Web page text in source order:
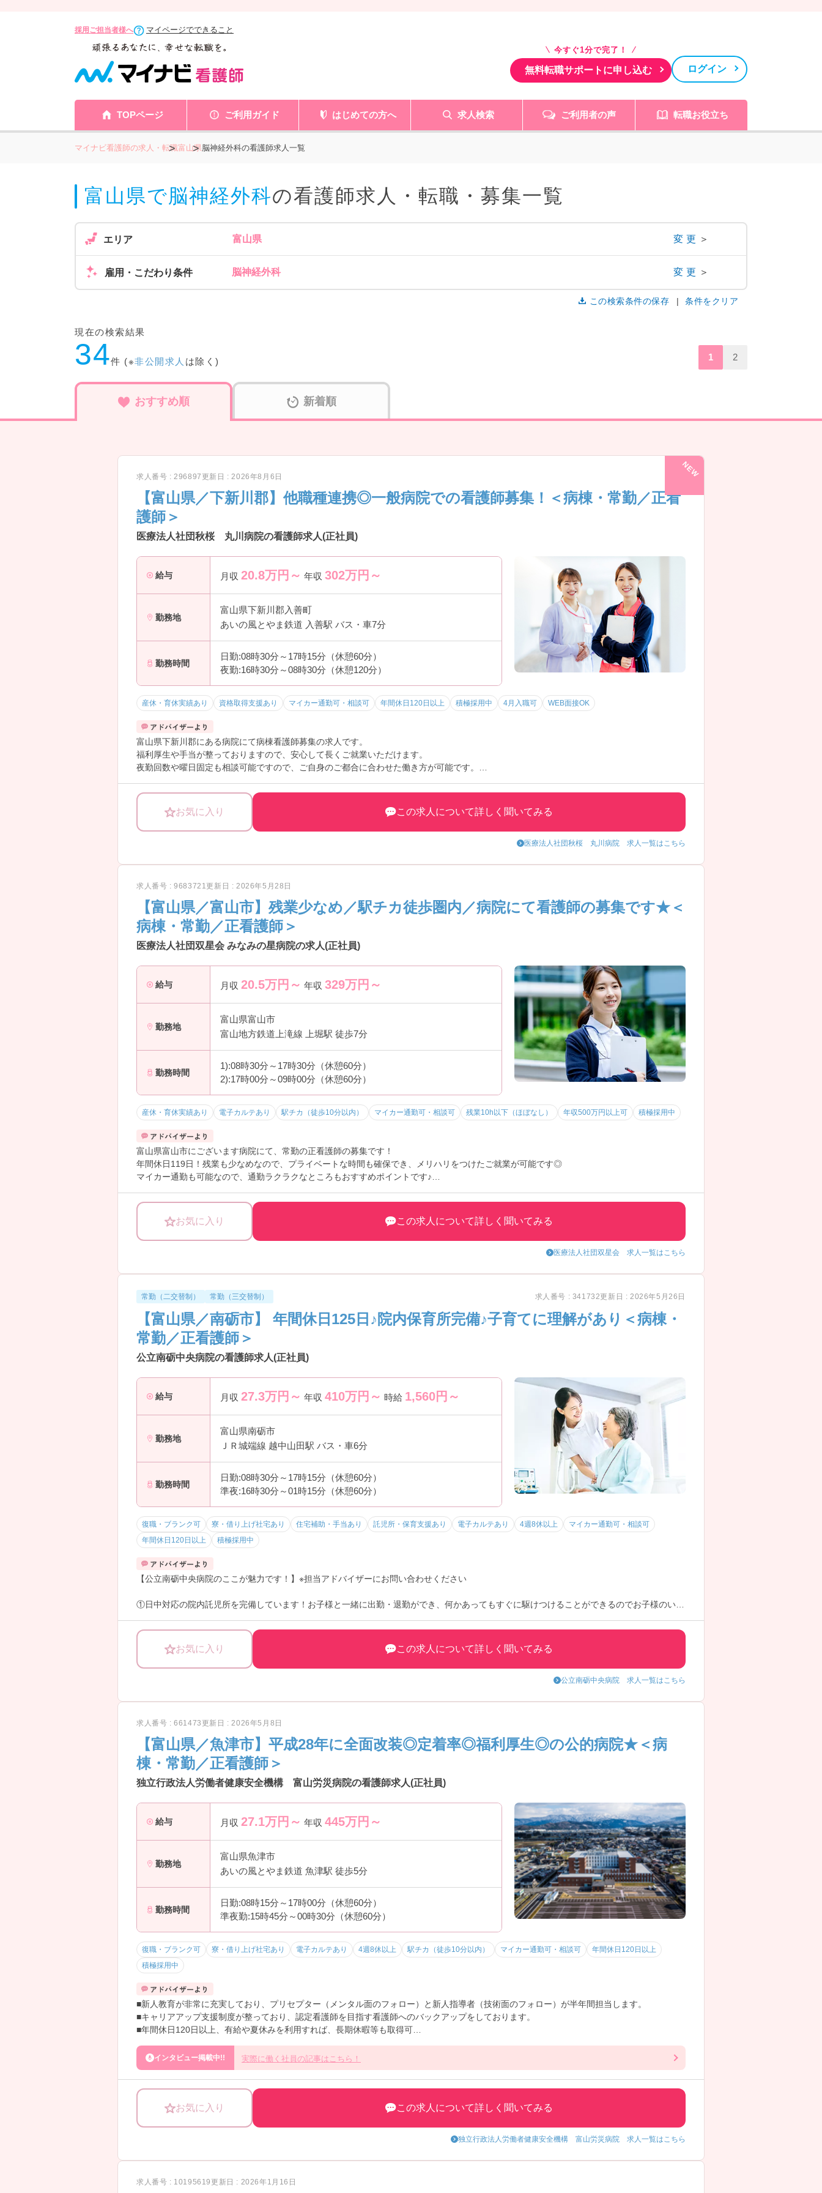
採用ご担当者様へ マイページでできること
今すぐ1分で完了！
無料転職サポートに申し込む ログイン
TOPページ ご利用ガイド はじめての方へ 求人検索 ご利用者の声 転職お役立ち
マイナビ看護師の求人・転職富山県脳神経外科の看護師求人一覧
富山県で脳神経外科の看護師求人・転職・募集一覧
エリア 富山県 変更 ＞
雇用・こだわり条件 脳神経外科 変更 ＞
この検索条件の保存 条件をクリア
現在の検索結果
34件 (※非公開求人 は除く) 1 2
おすすめ順 新着順
求人番号 : 296897更新日 : 2026年8月6日
【富山県／下新川郡】他職種連携◎一般病院での看護師募集！＜病棟・常勤／正看
護師＞
医療法人社団秋桜 丸川病院の看護師求人(正社員)
給与 月収 20.8万円～ 年収 302万円～
勤務地
富山県下新川郡入善町
あいの風とやま鉄道 入善駅 バス・車7分
勤務時間
日勤:08時30分～17時15分（休憩60分）
夜勤:16時30分～08時30分（休憩120分）
産休・育休実績あり 資格取得支援あり マイカー通勤可・相談可 年間休日120日以上 積極採用中 4月入職可 WEB面接OK
富山県下新川郡にある病院にて病棟看護師募集の求人です。
福利厚生や手当が整っておりますので、安心して長くご就業いただけます。
夜勤回数や曜日固定も相談可能ですので、ご自身のご都合に合わせた働き方が可能です。
お気に入り この求人について詳しく聞いてみる
医療法人社団秋桜 丸川病院 求人一覧はこちら
求人番号 : 9683721更新日 : 2026年5月28日
【富山県／富山市】残業少なめ／駅チカ徒歩圏内／病院にて看護師の募集です★＜
病棟・常勤／正看護師＞
医療法人社団双星会 みなみの星病院の求人(正社員)
給与 月収 20.5万円～ 年収 329万円～
勤務地
富山県富山市
富山地方鉄道上滝線 上堀駅 徒歩7分
勤務時間
1):08時30分～17時30分（休憩60分）
2):17時00分～09時00分（休憩60分）
産休・育休実績あり 電子カルテあり 駅チカ（徒歩10分以内） マイカー通勤可・相談可 残業10h以下（ほぼなし） 年収500万円以上可 積極採用中
富山県富山市にございます病院にて、常勤の正看護師の募集です！
年間休日119日！残業も少なめなので、プライベートな時間も確保でき、メリハリをつけたご就業が可能です◎
マイカー通勤も可能なので、通勤ラクラクなところもおすすめポイントです♪
ご興味ある方には、面接対策ポイントなど、さらに詳細をお話しいたしますのでお気軽にご相談ください！
お気に入り この求人について詳しく聞いてみる
医療法人社団双星会 求人一覧はこちら
常勤（二交替制） 常勤（三交替制） 求人番号 : 341732更新日 : 2026年5月26日
【富山県／南砺市】 年間休日125日♪院内保育所完備♪子育てに理解があり＜病棟・
常勤／正看護師＞
公立南砺中央病院の看護師求人(正社員)
給与 月収 27.3万円～ 年収 410万円～ 時給 1,560円～
勤務地
富山県南砺市
ＪＲ城端線 越中山田駅 バス・車6分
勤務時間
日勤:08時30分～17時15分（休憩60分）
準夜:16時30分～01時15分（休憩60分）
復職・ブランク可 寮・借り上げ社宅あり 住宅補助・手当あり 託児所・保育支援あり 電子カルテあり 4週8休以上
マイカー通勤可・相談可
年間休日120日以上
積極採用中
【公立南砺中央病院のここが魅力です！】※担当アドバイザーにお問い合わせください
①日中対応の院内託児所を完備しています！お子様と一緒に出勤・退勤ができ、何かあってもすぐに駆けつけることができるのでお子様のいら
等もありますので、長く働きやすい職場です！②教育体制充実！丁寧に教えていただけますのでブランクのある方も安心です♪③公立病院です
ので公務員扱いとなります！公務員ならではの充実の福利厚生が魅力です！
お気に入り この求人について詳しく聞いてみる
公立南砺中央病院 求人一覧はこちら
求人番号 : 661473更新日 : 2026年5月8日
【富山県／魚津市】平成28年に全面改装◎定着率◎福利厚生◎の公的病院★＜病
棟・常勤／正看護師＞
独立行政法人労働者健康安全機構 富山労災病院の看護師求人(正社員)
給与 月収 27.1万円～ 年収 445万円～
勤務地
富山県魚津市
あいの風とやま鉄道 魚津駅 徒歩5分
勤務時間
日勤:08時15分～17時00分（休憩60分）
準夜勤:15時45分～00時30分（休憩60分）
復職・ブランク可 寮・借り上げ社宅あり 電子カルテあり 4週8休以上 駅チカ（徒歩10分以内） マイカー通勤可・相談可
年間休日120日以上
積極採用中
■新人教育が非常に充実しており、プリセプター（メンタル面のフォロー）と新人指導者（技術面のフォロー）が半年間担当します。
■キャリアアップ支援制度が整っており、認定看護師を目指す看護師へのバックアップをしております。
■年間休日120日以上、有給や夏休みを利用すれば、長期休暇等も取得可
■離職率4.4％（2023年実績）とかなり低い水準です。
お気に入り この求人について詳しく聞いてみる
インタビュー掲載中!! 実際に働く社員の記事はこちら！
独立行政法人労働者健康安全機構 富山労災病院 求人一覧はこちら
求人番号 : 10195619更新日 : 2026年1月16日